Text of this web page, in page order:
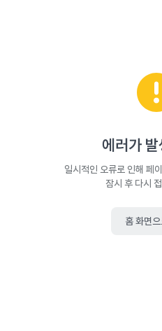
에러가
일시적인 오류로 인해 페
잠시 후 다시
홈 화면